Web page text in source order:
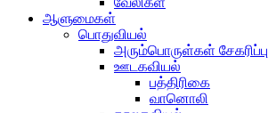
ஆளுமைகள்
பொதுவியல்
அரும்பொருள்கள் சேகரிப்பு
ஊடகவியல்
பத்திரிகை
வானொலி